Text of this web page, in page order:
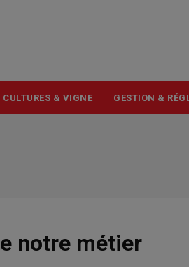
CULTURES & VIGNE GESTION &
notre métier